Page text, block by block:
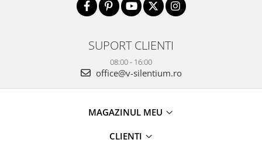
SUPORT CLIENTI
08:00 - 16:00
office@v-silentium.ro
MAGAZINUL MEU
CLIENTI